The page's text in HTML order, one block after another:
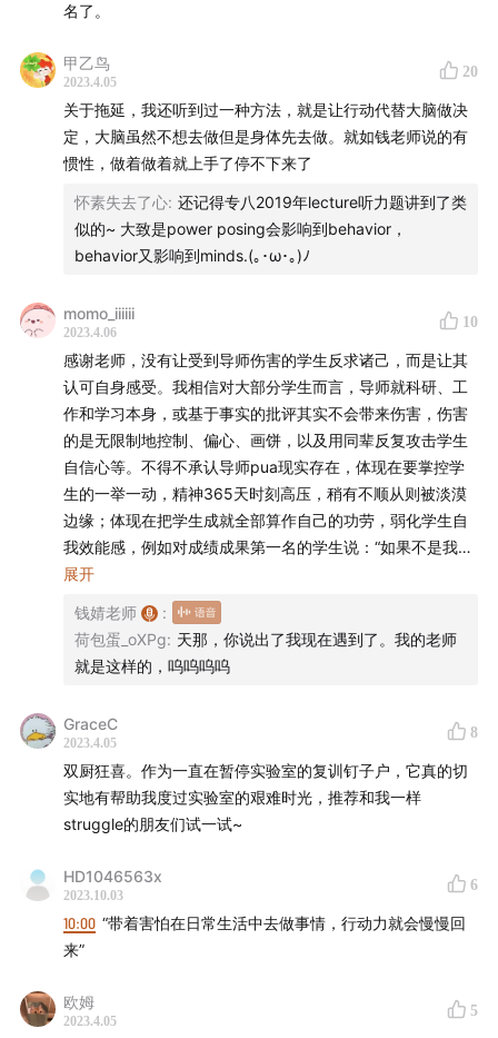
--- 13:47
13:47 ---21:46
---25:11面对同侪压力，如何调整嫉妒心态化为进步
---30:38导师相处难，如何协调师生人际关系
---35:30彩蛋&福利时间
本期内容里提及、需要系统学习的情绪调节技能，都来自
期，觉得非常棒。特别推荐大家去试一试。微信公众号搜
索「暂停实验室」回复「钱婧」-50，回复「钱婧学生
价」还有150的学生专属折扣。
有时咱们说苦，以为是事儿苦，但其实心里苦让事儿苦上
加苦。学会与负面情绪相处，看到困扰背后的需求，从而
灵活行动，这些道理咱都懂、但实现起来并不容易。需要
一个改变的动机、一套科学的工具和持续的训练。
新一期4月10日开营，报名截止到本周六，改变要趁早，
行动起来吧。
名了。
甲乙鸟
2023.4.05
20
关于拖延，我还听到过一种方法，就是让行动代替大脑做决
定，大脑虽然不想去做但是身体先去做。就如钱老师说的有
惯性，做着做着就上手了停不下来了
怀素失去了心: 还记得专八2019年lecture听力题讲到了类
似的~ 大致是power posing会影响到behavior，
behavior又影响到minds.(｡･ω･｡)ﾉ
momo_iiiiii
2023.4.06
10
感谢老师，没有让受到导师伤害的学生反求诸己，而是让其
认可自身感受。我相信对大部分学生而言，导师就科研、工
作和学习本身，或基于事实的批评其实不会带来伤害，伤害
的是无限制地控制、偏心、画饼，以及用同辈反复攻击学生
自信心等。不得不承认导师pua现实存在，体现在要掌控学
生的一举一动，精神365天时刻高压，稍有不顺从则被淡漠
边缘；体现在把学生成就全部算作自己的功劳，弱化学生自
我效能感，例如对成绩成果第一名的学生说：“如果不是我带
你，你肯定比不上张三李四”；体现在偏爱顺从、谄媚的学
生，无所谓人品和能力，只要听话、会说就好；还体现在画
了n个饼，最后一个都没实现，到头来发现只是为了一己私利
哄骗你干活而已，如此等等。经历了这一遭，现在已经完成
了承认伤害-焦虑抑郁-向内探索-逐渐自愈的过程，但也确实
信、犹豫、拖延、封闭、恐惧交际和佛系的人。至于未来如
何看世界，如何与他人相处，成为什么样的人等诸如此类的
三观，还在迷茫中亟待重构……
展开
钱婧老师
:
荷包蛋_oXPg: 天那，你说出了我现在遇到了。我的老师
就是这样的，呜呜呜呜
GraceC
2023.4.05
8
双厨狂喜。作为一直在暂停实验室的复训钉子户，它真的切
实地有帮助我度过实验室的艰难时光，推荐和我一样
struggle的朋友们试一试~
HD1046563x
2023.10.03
6
10:00 “带着害怕在日常生活中去做事情，行动力就会慢慢回
来”
欧姆
2023.4.05
5